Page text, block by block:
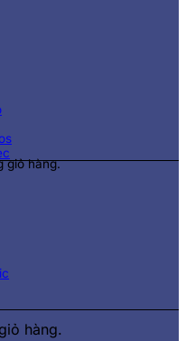
giỏ hàng.
hàng.